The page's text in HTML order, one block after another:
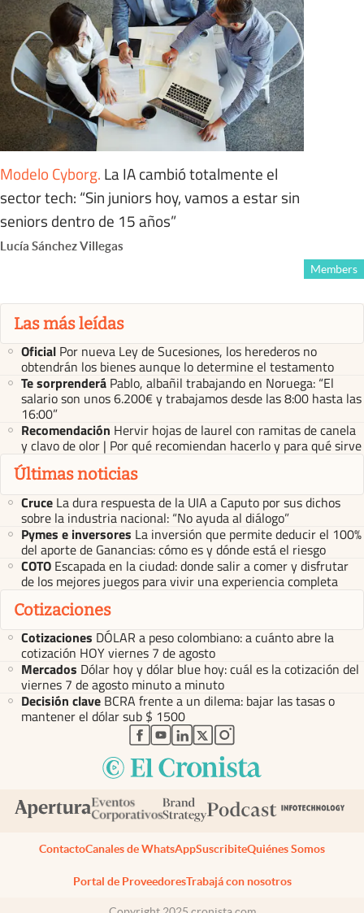
Modelo Cyborg. La IA cambió totalmente el
sector tech: “Sin juniors hoy, vamos a estar sin
seniors dentro de 15 años”
Lucía Sánchez Villegas
Members
Las más leídas
Oficial Por nueva Ley de Sucesiones, los herederos no
obtendrán los bienes aunque lo determine el testamento
Te sorprenderá Pablo, albañil trabajando en Noruega: “El
salario son unos 6.200€ y trabajamos desde las 8:00 hasta las
16:00”
Recomendación Hervir hojas de laurel con ramitas de canela
y clavo de olor | Por qué recomiendan hacerlo y para qué sirve
Últimas noticias
Cruce La dura respuesta de la UIA a Caputo por sus dichos
sobre la industria nacional: “No ayuda al diálogo”
Pymes e inversores La inversión que permite deducir el 100%
del aporte de Ganancias: cómo es y dónde está el riesgo
COTO Escapada en la ciudad: donde salir a comer y disfrutar
de los mejores juegos para vivir una experiencia completa
Cotizaciones
Cotizaciones DÓLAR a peso colombiano: a cuánto abre la
cotización HOY viernes 7 de agosto
Mercados Dólar hoy y dólar blue hoy: cuál es la cotización del
viernes 7 de agosto minuto a minuto
Decisión clave BCRA frente a un dilema: bajar las tasas o
mantener el dólar sub $ 1500
abre en nueva pestaña
abre en nueva pestaña
abre en nueva pestaña
abre en nueva pestaña
abre en nueva pestaña
ContactoCanales de WhatsAppSuscribiteQuiénes Somos
Portal de ProveedoresTrabajá con nosotros